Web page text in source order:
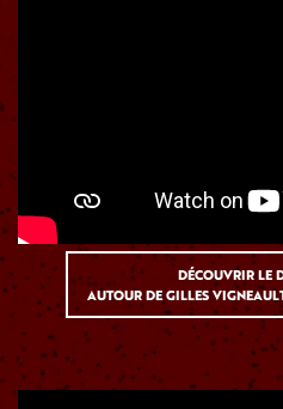
DÉCOUVRIR LE
AUTOUR DE GILLES